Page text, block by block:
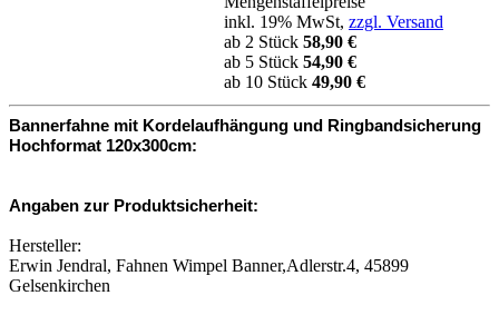
inkl. 19% MwSt, zzgl. Versand
ab 2 Stück 58,90 €
ab 5 Stück 54,90 €
ab 10 Stück 49,90 €
Bannerfahne mit Kordelaufhängung und Ringbandsicherung
Hochformat 120x300cm:
Angaben zur Produktsicherheit:
Hersteller:
Erwin Jendral, Fahnen Wimpel Banner,Adlerstr.4, 45899
Gelsenkirchen